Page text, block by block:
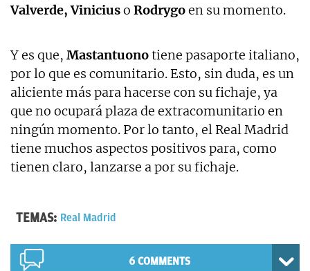
Valverde, Viniciuso Rodrygoen su momento.
Y es que, Mastantuonotiene pasaporte italiano,
por lo que es comunitario. Esto, sin duda, es un
aliciente más para hacerse con su fichaje, ya
que no ocupará plaza de extracomunitario en
ningún momento. Por lo tanto, el Real Madrid
tiene muchos aspectos positivos para, como
tienen claro, lanzarse a por su fichaje.
TEMAS: Real Madrid
6 COMMENTS